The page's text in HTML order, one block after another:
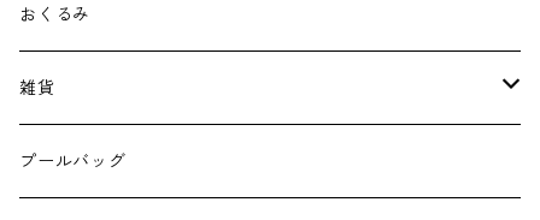
おくるみ
雑貨
エコバッグ
プールバッグ